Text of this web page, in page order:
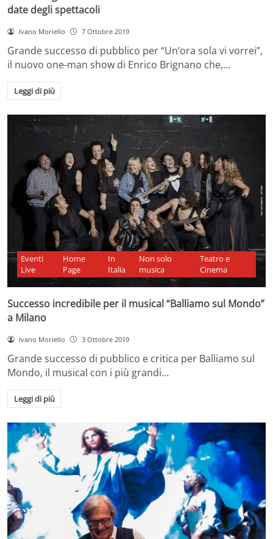
date degli spettacoli
Ivano Moriello 7 Ottobre 2019
Grande successo di pubblico per “Un’ora sola vi vorrei”,
il nuovo one-man show di Enrico Brignano che,…
Leggi di più
Eventi
Live
Home
Page
In
Italia
Non solo
musica
Teatro e
Cinema
Successo incredibile per il musical “Balliamo sul Mondo”
a Milano
Ivano Moriello 3 Ottobre 2019
Grande successo di pubblico e critica per Balliamo sul
Mondo, il musical con i più grandi…
Leggi di più